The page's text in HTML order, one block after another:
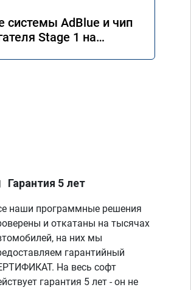
системы AdBlue и чип
Stage 1 на
Гарантия 5 лет
наши программные решения
и откатаны на тысячах
на них мы
гарантийный
На весь софт
гарантия 5 лет - он не